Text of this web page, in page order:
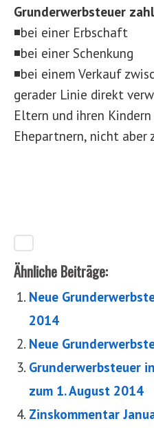
Grunderwerbsteuer
◾bei einer Erbschaft
◾bei einer Schenkung
◾bei einem Verkauf
gerader Linie direkt
Eltern und ihren
Ehepartnern, nicht aber
Ähnliche Beiträge:
Neue
2014
Neue
Grunderwerbsteuer
zum 1. August 2014
Zinskommentar